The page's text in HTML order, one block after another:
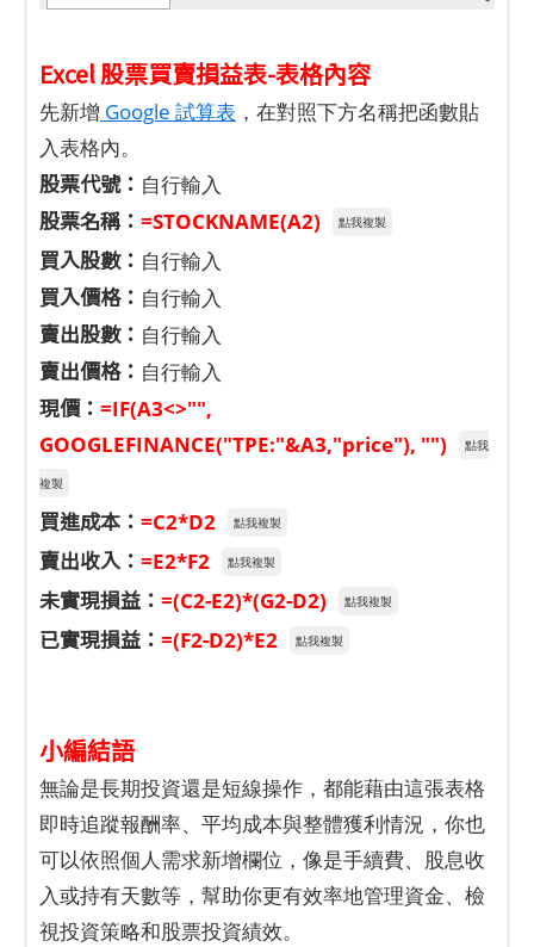
Excel 股票買賣損益表-表格內容
先新增 Google 試算表 ，在對照下方名稱把函數貼
入表格內。
股票代號： 自行輸入
股票名稱： =STOCKNAME(A2) 點我複製
買入股數： 自行輸入
買入價格： 自行輸入
賣出股數： 自行輸入
賣出價格： 自行輸入
現價： =IF(A3<>"",
GOOGLEFINANCE("TPE:"&A3,"price"), "")
點我
複製
買進成本： =C2*D2 點我複製
賣出收入： =E2*F2 點我複製
未實現損益： =(C2-E2)*(G2-D2) 點我複製
已實現損益： =(F2-D2)*E2 點我複製
小編結語
無論是長期投資還是短線操作，都能藉由這張表格
即時追蹤報酬率、平均成本與整體獲利情況，你也
可以依照個人需求新增欄位，像是手續費、股息收
入或持有天數等，幫助你更有效率地管理資金、檢
視投資策略和股票投資績效。